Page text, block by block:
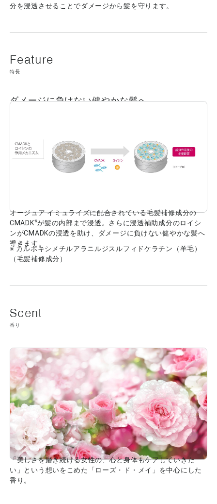
分を浸透させることでダメージから髪を守ります。
特長
ダメージに負けない健やかな髪へ
オージュア イミュライズに配合されている毛髪補修成分の
CMADK※が髪の内部まで浸透。さらに浸透補助成分のロイシ
ンがCMADKの浸透を助け、ダメージに負けない健やかな髪へ
導きます。
※ カルボキシメチルアラニルジスルフィドケラチン（羊毛）
（毛髪補修成分）
香り
「美しさを磨き続ける女性の、心と身体もケアしていきた
い」という想いをこめた「ローズ・ド・メイ」を中心にした
香り。